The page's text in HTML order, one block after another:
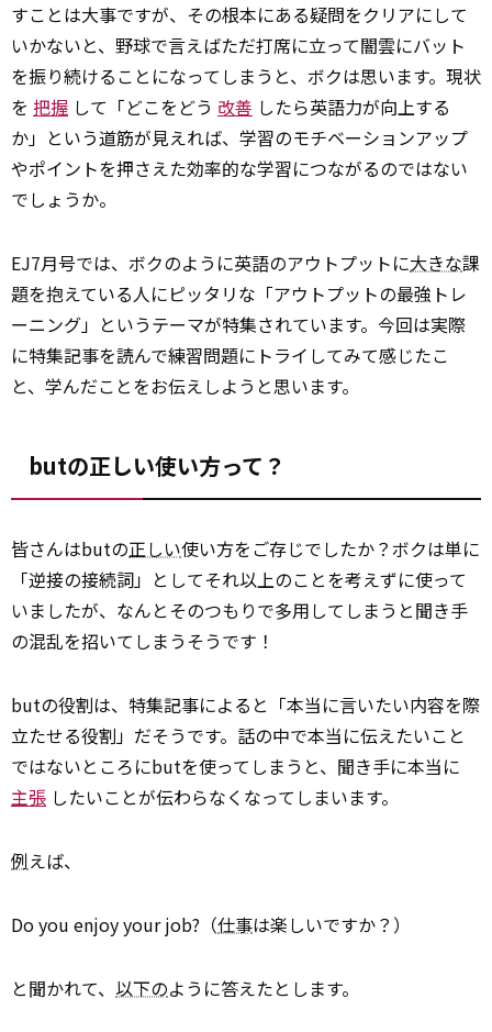
すことは大事ですが、その根本にある疑問をクリアにして
いかないと、野球で言えばただ打席に立って闇雲にバット
を振り続けることになってしまうと、ボクは思います。現状
を 把握 して「どこをどう 改善 したら英語力が向上する
か」という道筋が見えれば、学習のモチベーションアップ
やポイントを押さえた効率的な学習につながるのではない
でしょうか。
EJ7月号では、ボクのように英語のアウトプットに大きな課
題を抱えている人にピッタリな「アウトプットの最強トレ
ーニング」というテーマが特集されています。今回は実際
に特集記事を読んで練習問題にトライしてみて感じたこ
と、学んだことをお伝えしようと思います。
butの正しい使い方って？
皆さんはbutの正しい使い方をご存じでしたか？ボクは単に
「逆接の接続詞」としてそれ以上のことを考えずに使って
いましたが、なんとそのつもりで多用してしまうと聞き手
の混乱を招いてしまうそうです！
butの役割は、特集記事によると「本当に言いたい内容を際
立たせる役割」だそうです。話の中で本当に伝えたいこと
ではないところにbutを使ってしまうと、聞き手に本当に
主張 したいことが伝わらなくなってしまいます。
例えば、
Do you enjoy your job?（仕事は楽しいですか？）
と聞かれて、 以下のように答えたとします。